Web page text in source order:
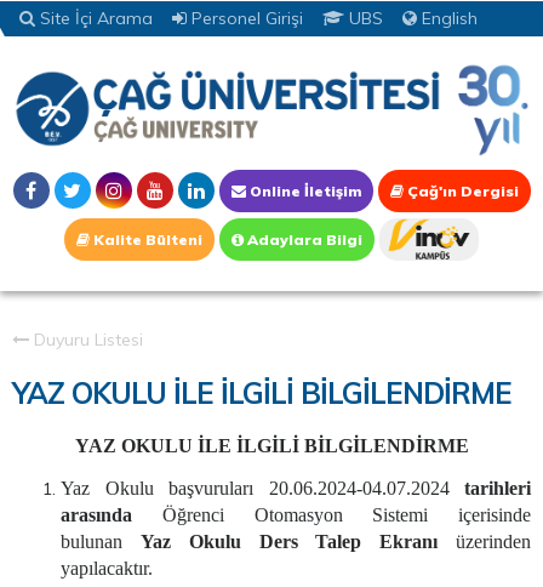
Site İçi Arama Personel Girişi UBS English
Online İletişim Çağ'ın Dergisi
Kalite Bülteni Adaylara Bilgi
Duyuru Listesi
YAZ OKULU İLE İLGİLİ BİLGİLENDİRME
YAZ OKULU İLE İLGİLİ BİLGİLENDİRME
Yaz Okulu başvuruları 20.06.2024-04.07.2024 tarihleri
arasında Öğrenci Otomasyon Sistemi içerisinde
bulunan Yaz Okulu Ders Talep Ekranı üzerinden
yapılacaktır.